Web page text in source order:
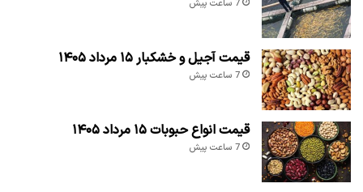
7 ساعت پیش
قیمت آجیل و خشکبار ۱۵ مرداد ۱۴۰۵
7 ساعت پیش
قیمت انواع حبوبات ۱۵ مرداد ۱۴۰۵
7 ساعت پیش